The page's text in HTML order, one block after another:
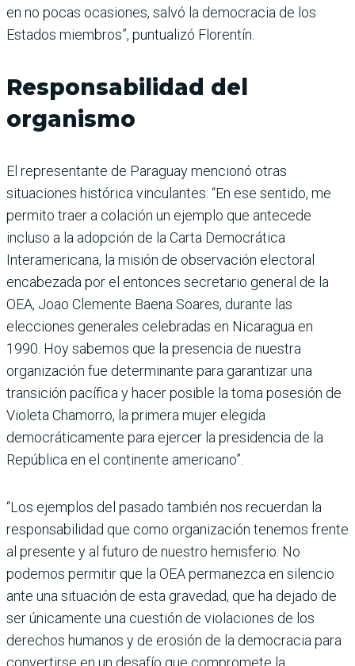
en no pocas ocasiones, salvó la democracia de los
Estados miembros”, puntualizó Florentín.
Responsabilidad del
organismo
El representante de Paraguay mencionó otras
situaciones histórica vinculantes: “En ese sentido, me
permito traer a colación un ejemplo que antecede
incluso a la adopción de la Carta Democrática
Interamericana, la misión de observación electoral
encabezada por el entonces secretario general de la
OEA, Joao Clemente Baena Soares, durante las
elecciones generales celebradas en Nicaragua en
1990. Hoy sabemos que la presencia de nuestra
organización fue determinante para garantizar una
transición pacífica y hacer posible la toma posesión de
Violeta Chamorro, la primera mujer elegida
democráticamente para ejercer la presidencia de la
República en el continente americano”.
“Los ejemplos del pasado también nos recuerdan la
responsabilidad que como organización tenemos frente
al presente y al futuro de nuestro hemisferio. No
podemos permitir que la OEA permanezca en silencio
ante una situación de esta gravedad, que ha dejado de
ser únicamente una cuestión de violaciones de los
derechos humanos y de erosión de la democracia para
convertirse en un desafío que compromete la